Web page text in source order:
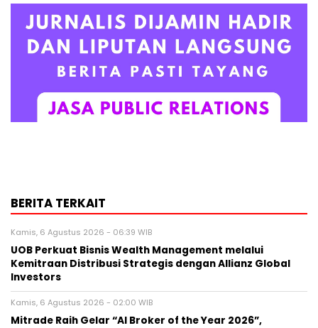
BERITA TERKAIT
Kamis, 6 Agustus 2026 - 06:39 WIB
UOB Perkuat Bisnis Wealth Management melalui
Kemitraan Distribusi Strategis dengan Allianz Global
Investors
Kamis, 6 Agustus 2026 - 02:00 WIB
Mitrade Raih Gelar “AI Broker of the Year 2026”,